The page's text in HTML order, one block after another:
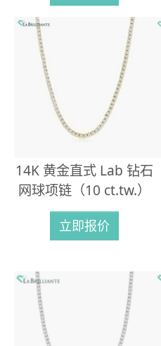
14K 黄金直式 Lab 钻石
网球项链（10 ct.tw.）
立即报价